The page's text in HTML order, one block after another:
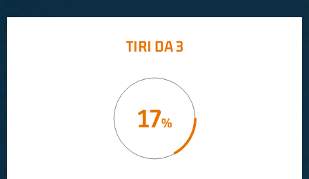
TIRI DA 3
17